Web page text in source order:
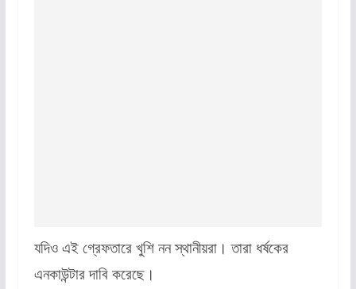
যদিও এই গ্রেফতারে খুশি নন স্থানীয়রা। তারা ধর্ষকের
এনকাউন্টার দাবি করেছে।